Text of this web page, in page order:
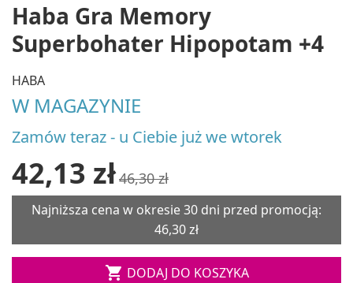
Haba Gra Memory
Superbohater Hipopotam +4
HABA
W MAGAZYNIE
Zamów teraz - u Ciebie już we wtorek
42,13 zł46,30 zł
Najniższa cena w okresie 30 dni przed promocją:
46,30 zł
 DODAJ DO KOSZYKA